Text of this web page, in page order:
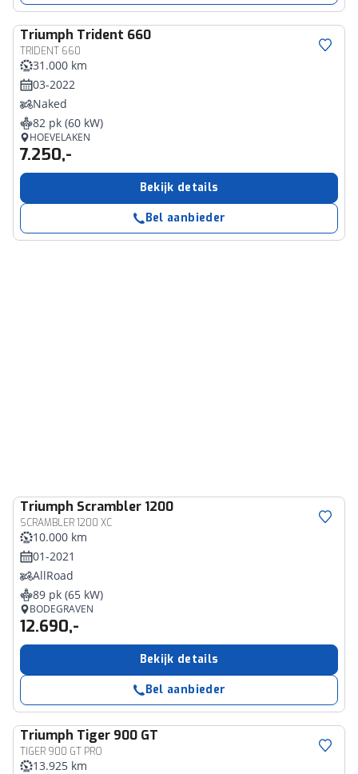
Triumph Trident 660
TRIDENT 660
31.000 km
03-2022
Naked
82 pk (60 kW)
HOEVELAKEN
7.250,-
Bekijk details
Bel aanbieder
Triumph Scrambler 1200
SCRAMBLER 1200 XC
10.000 km
01-2021
AllRoad
89 pk (65 kW)
BODEGRAVEN
12.690,-
Bekijk details
Bel aanbieder
Triumph Tiger 900 GT
TIGER 900 GT PRO
13.925 km